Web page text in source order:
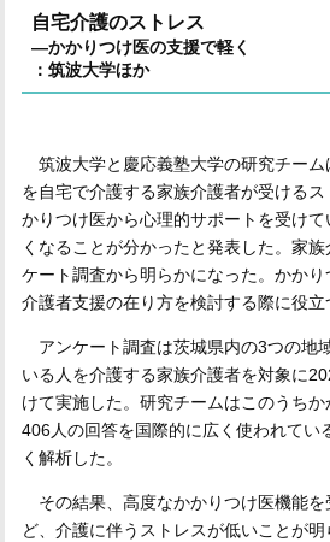
自宅介護のストレス
―かかりつけ医の支援で軽く
：筑波大学ほか
筑波大学と慶応義塾大学の研究チー
を自宅で介護する家族介護者が受ける
かりつけ医から心理的サポートを受け
くなることが分かったと発表した。家
ケート調査から明らかになった。かか
介護者支援の在り方を検討する際に役立
アンケート調査は茨城県内の3つの地
いる人を介護する家族介護者を対象に
けて実施した。研究チームはこのうち
406人の回答を国際的に広く使われてい
く解析した。
その結果、高度なかかりつけ医機能を
ど、介護に伴うストレスが低いことが